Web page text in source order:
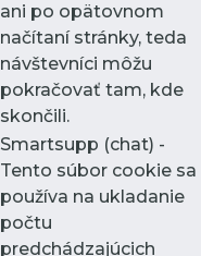
ani po opätovnom
načítaní stránky, teda
návštevníci môžu
pokračovať tam, kde
skončili.
Smartsupp (chat) -
Tento súbor cookie sa
používa na ukladanie
počtu
predchádzajúcich